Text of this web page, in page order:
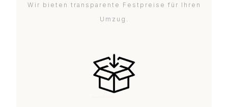
Wir bieten transparente Festpreise für Ihren
Umzug.